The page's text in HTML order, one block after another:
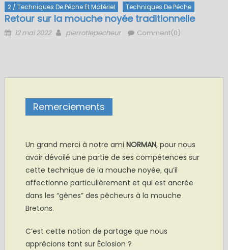
2 / Techniques De Pêche Et Matériel Techniques De Pêche
Retour sur la mouche noyée traditionnelle
Posted
12 mai 2022 Author
pierrotlepecheur Comment(0)
Remerciements
Un grand merci à notre ami NORMAN, pour nous
avoir dévoilé une partie de ses compétences sur
cette technique de la mouche noyée, qu’il
affectionne particulièrement et qui est ancrée
dans les “gènes” des pêcheurs à la mouche
Bretons.
C’est cette notion de partage que nous
apprécions tant sur Éclosion ?